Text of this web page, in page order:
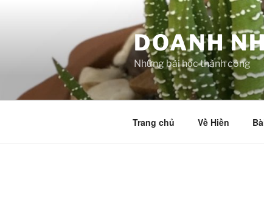
DOANH
Những bài học thành công
Trang chủ Về Hiền